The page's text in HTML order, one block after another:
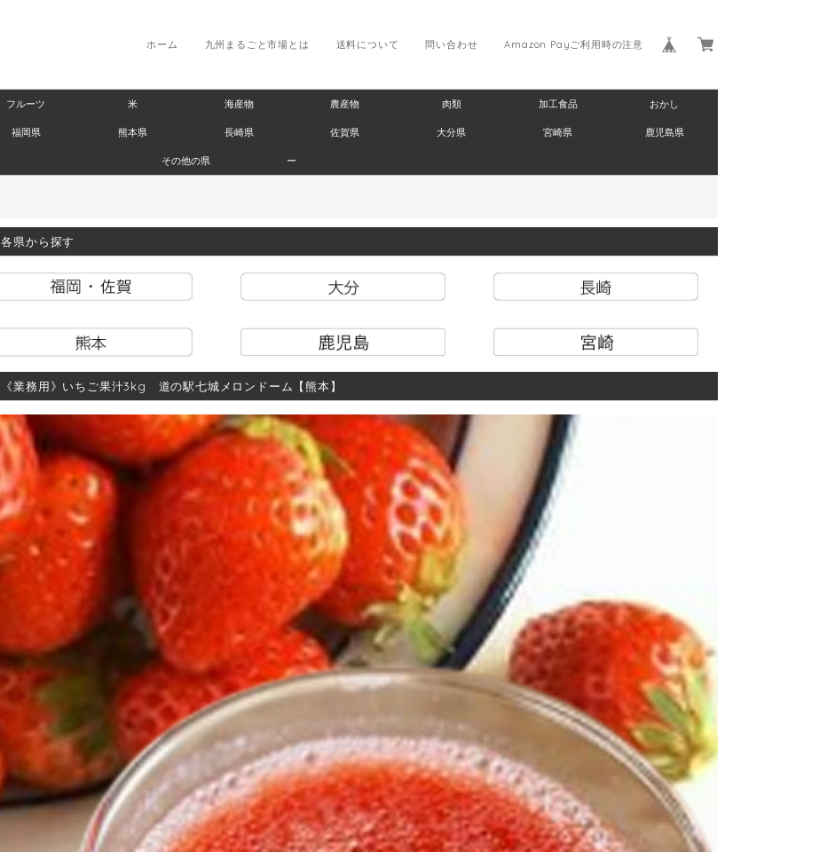
Amazon Payご利用時の注意
問い合わせ
送料について
九州まるごと市場とは
ホーム
フルーツ 米 海産物 農産物 肉類 加工食品 おかし
福岡県 熊本県 長崎県 佐賀県 大分県 宮崎県 鹿児島県
その他の県 ー
各県から探す
《業務用》いちご果汁3kg 道の駅七城メロンドーム【熊本】